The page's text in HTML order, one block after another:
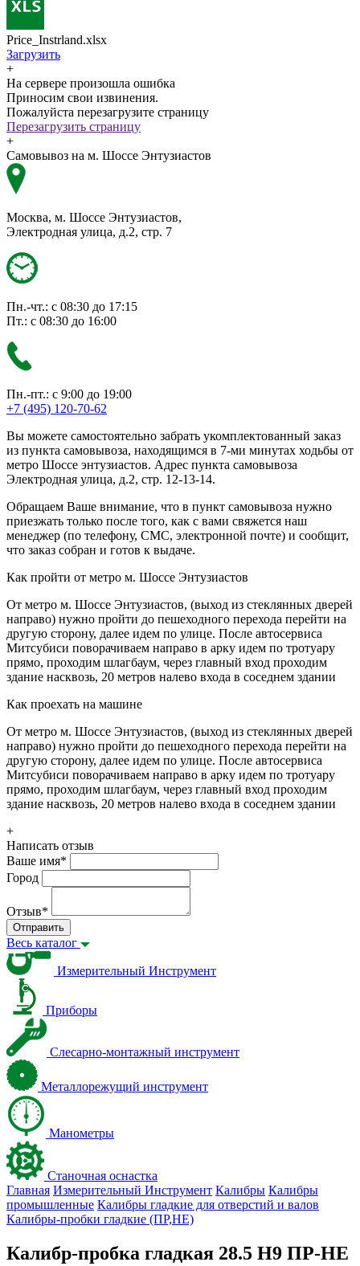
Price_Instrland.xlsx
Загрузить
+
На сервере произошла ошибка
Приносим свои извинения.
Пожалуйста перезагрузите страницу
Перезагрузить страницу
+
Самовывоз на м. Шоссе Энтузиастов
Москва, м. Шоссе Энтузиастов,
Электродная улица, д.2, стр. 7
Пн.-чт.: с 08:30 до 17:15
Пт.: с 08:30 до 16:00
Пн.-пт.: с 9:00 до 19:00
+7 (495) 120-70-62
Вы можете самостоятельно забрать укомплектованный заказ
из пункта самовывоза, находящимся в 7-ми минутах ходьбы от
метро Шоссе энтузиастов. Адрес пункта самовывоза
Электродная улица, д.2, стр. 12-13-14.
Обращаем Ваше внимание, что в пункт самовывоза нужно
приезжать только после того, как с вами свяжется наш
менеджер (по телефону, СМС, электронной почте) и сообщит,
что заказ собран и готов к выдаче.
Как пройти от метро м. Шоссе Энтузиастов
От метро м. Шоссе Энтузиастов, (выход из стеклянных дверей
направо) нужно пройти до пешеходного перехода перейти на
другую сторону, далее идем по улице. После автосервиса
Митсубиси поворачиваем направо в арку идем по тротуару
прямо, проходим шлагбаум, через главный вход проходим
здание насквозь, 20 метров налево входа в соседнем здании
Как проехать на машине
От метро м. Шоссе Энтузиастов, (выход из стеклянных дверей
направо) нужно пройти до пешеходного перехода перейти на
другую сторону, далее идем по улице. После автосервиса
Митсубиси поворачиваем направо в арку идем по тротуару
прямо, проходим шлагбаум, через главный вход проходим
здание насквозь, 20 метров налево входа в соседнем здании
+
Написать отзыв
Ваше имя*
Город
Отзыв*
Отправить
Весь каталог
Измерительный Инструмент
Приборы
Слесарно-монтажный инструмент
Металлорежущий инструмент
Манометры
Станочная оснастка
Главная Измерительный Инструмент Калибры Калибры
промышленные Калибры гладкие для отверстий и валов
Калибры-пробки гладкие (ПР,НЕ)
Калибр-пробка гладкая 28.5 Н9 ПР-НЕ